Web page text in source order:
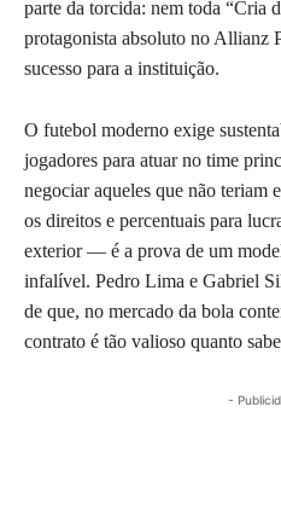
parte da torcida: nem toda “Cria
protagonista absoluto no Allianz
sucesso para a instituição.
O futebol moderno exige
jogadores para atuar no time
negociar aqueles que não
os direitos e percentuais para
exterior — é a prova de um
infalível. Pedro Lima e Gabriel
de que, no mercado da bola
contrato é tão valioso quanto
-